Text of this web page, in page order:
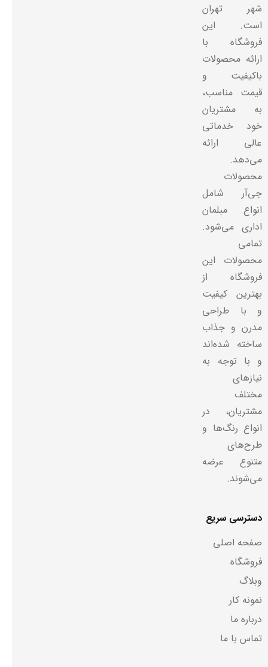
شهر تهران
است. این
فروشگاه با
ارائه محصولات
باکیفیت و
قیمت مناسب،
به مشتریان
خود خدماتی
عالی ارائه
می‌دهد.
محصولات
جی‌آر شامل
انواع مبلمان
اداری می‌شود.
تمامی
محصولات این
فروشگاه از
بهترین کیفیت
و با طراحی
مدرن و جذاب
ساخته شده‌اند
و با توجه به
نیازهای
مختلف
مشتریان، در
انواع رنگ‌ها و
طرح‌های
متنوع عرضه
می‌شوند.
دسترسی سریع
صفحه اصلی
فروشگاه
وبلاگ
نمونه کار
درباره ما
تماس با ما